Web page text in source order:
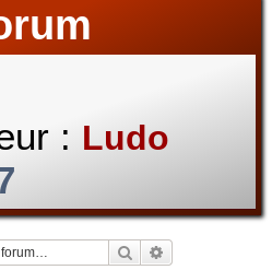
h
r
: Ludo
Rechercher